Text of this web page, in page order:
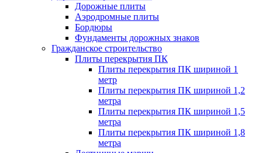
Дорожные плиты
Аэродромные плиты
Бордюры
Фундаменты дорожных знаков
Гражданское строительство
Плиты перекрытия ПК
Плиты перекрытия ПК шириной 1
метр
Плиты перекрытия ПК шириной 1,2
метра
Плиты перекрытия ПК шириной 1,5
метра
Плиты перекрытия ПК шириной 1,8
метра